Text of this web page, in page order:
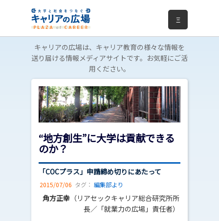
Ξ
キャリアの広場は、キャリア教育の様々な情報を
送り届ける情報メディアサイトです。お気軽にご活
用ください。
“地方創生”に大学は貢献できる
のか？
「COCプラス」申請締め切りにあたって
2015/07/06 タグ： 編集部より
角方正幸 （リアセックキャリア総合研究所所
長／「就業力の広場」責任者）